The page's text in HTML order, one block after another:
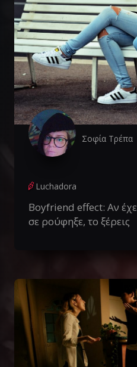
Σοφία Τρέπα
Luchadora
Boyfriend effect: Αν
σε ρούφηξε, το ξέρεις